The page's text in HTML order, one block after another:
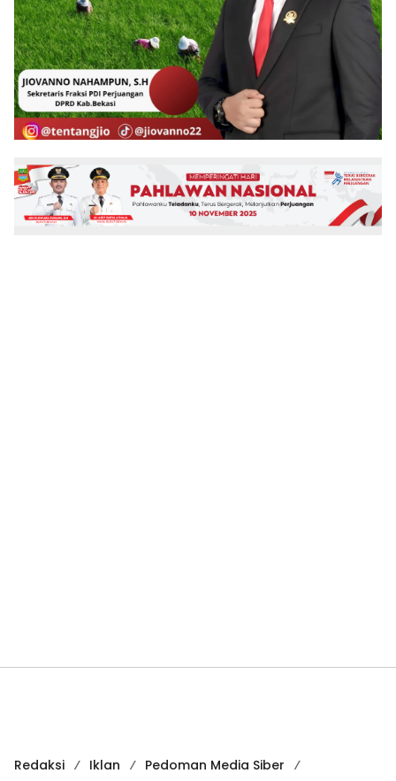
Redaksi Iklan
Pedoman Media Siber